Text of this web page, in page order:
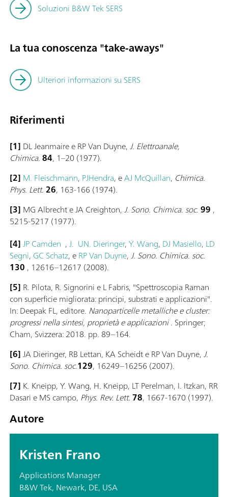
Soluzioni B&W Tek SERS
La tua conoscenza "take-aways"
Ulteriori informazioni su SERS
Riferimenti
[1] DL Jeanmaire e RP Van Duyne,J. Elettroanale,
Chimica.84, 1–20 (1977).
[2] M. Fleischmann, PJHendra, eAJ McQuillan, Chimica.
Phys. Lett.26, 163-166 (1974).
[3] MG Albrecht e JA Creighton,J. Sono. Chimica. soc.99 ,
5215-5217 (1977).
[4]JP Camden ,J. UN. Dieringer,Y. Wang, DJ Masiello, LD
Segni, GC Schatz, eRP Van Duyne,J. Sono. Chimica. soc.
130 , 12616–12617 (2008).
[5] R. Pilota, R. Signorini e L Fabris, "Spettroscopia Raman
con superficie migliorata: principi, substrati e applicazioni".
In: Deepak FL, editore. Nanoparticelle metalliche e cluster:
progressi nella sintesi, proprietà e applicazioni. Springer;
Cham, Svizzera: 2018. pp. 89–164.
[6]JA Dieringer, RB Lettan, KA Scheidt e RP Van Duyne,J.
Sono. Chimica. soc.129, 16249–16256 (2007).
[7] K. Kneipp, Y. Wang, H. Kneipp, LT Perelman, I. Itzkan, RR
Dasari e MS campo, Phys. Rev. Lett.78, 1667-1670 (1997).
Autore
Kristen Frano
Applications Manager
B&W Tek, Newark, DE, USA